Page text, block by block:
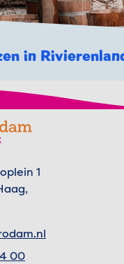
in
naar de homepage
1
00